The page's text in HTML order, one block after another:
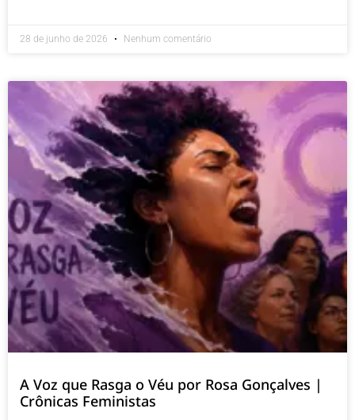
28 de junho de 2026 Nenhum comentário
A Voz que Rasga o Véu por Rosa Gonçalves |
Crônicas Feministas